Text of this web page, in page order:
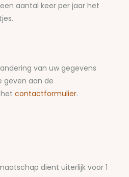
aantal keer per jaar het
van uw gegevens
geven aan de
contactformulier.
dient uiterlijk voor 1